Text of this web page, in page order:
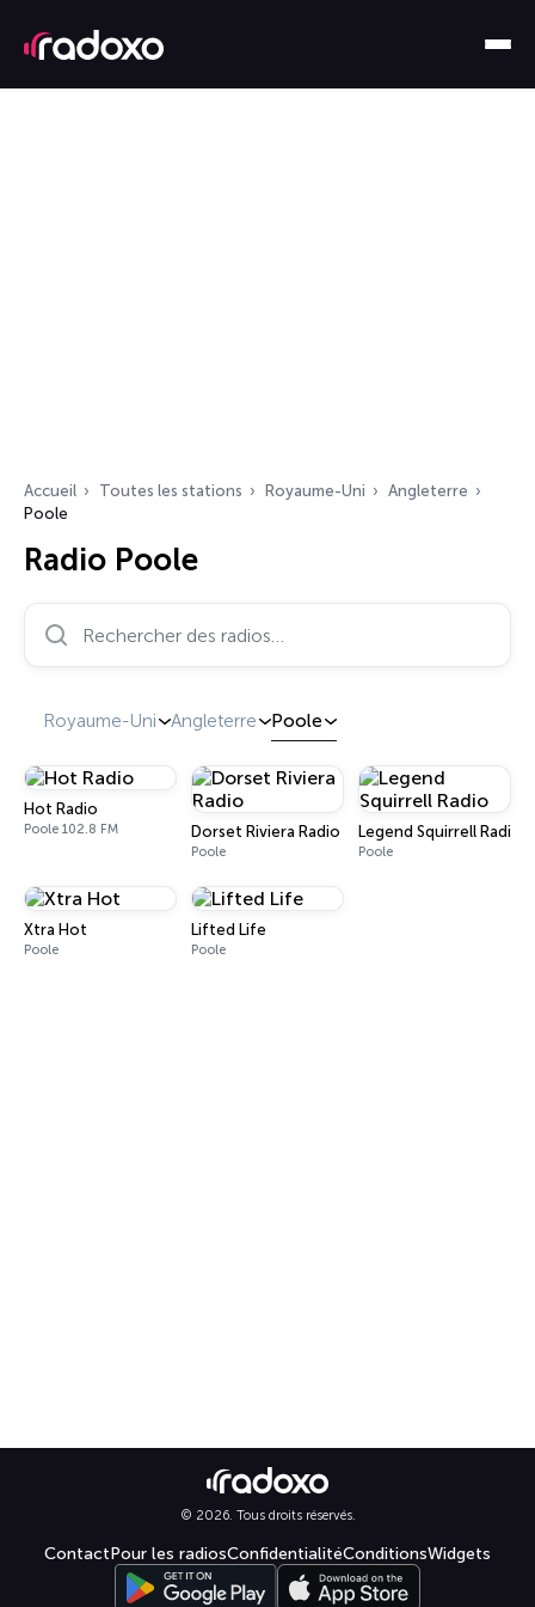
Accueil Toutes les stations Royaume-Uni
Angleterre
Poole
Radio Poole
Royaume-Uni Angleterre Poole
Hot Radio
Poole 102.8 FM Dorset Riviera Radio
Poole
Legend Squirrell Radio
Poole
Xtra Hot
Poole
Lifted Life
Poole
© 2026. Tous droits réservés.
ContactPour les radiosConfidentialitéConditionsWidgets